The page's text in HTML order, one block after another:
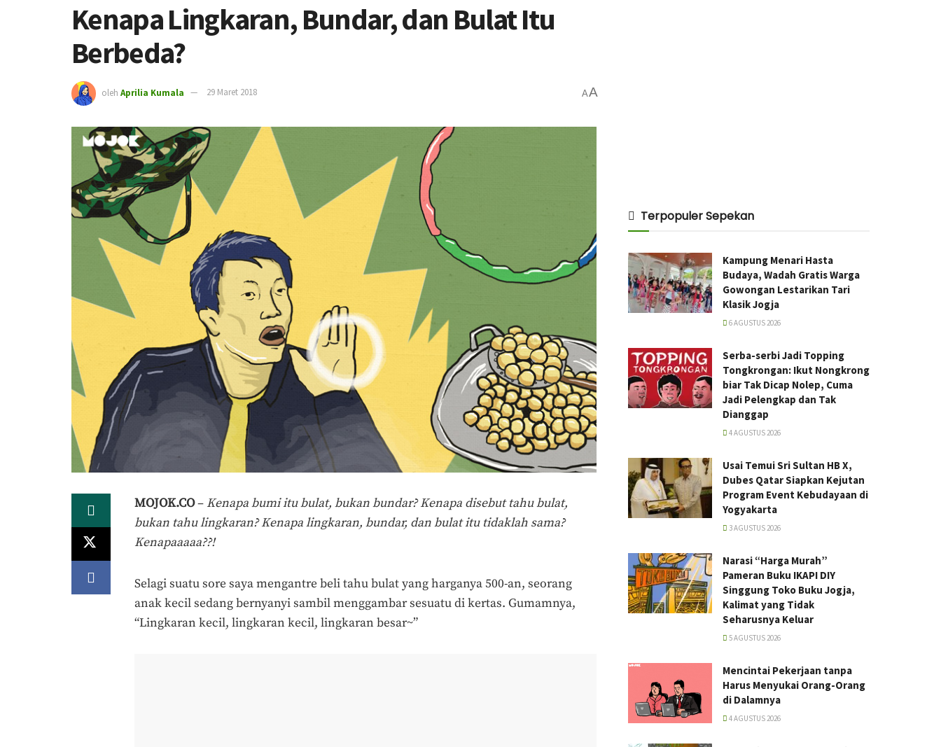
Kenapa Lingkaran, Bundar, dan Bulat Itu
Berbeda?
oleh Aprilia Kumala 29 Maret 2018 AA
MOJOK.CO– Kenapa bumi itu bulat, bukan bundar? Kenapa disebut tahu bulat,
bukan tahu lingkaran? Kenapa lingkaran, bundar, dan bulat itu tidaklah sama?
Kenapaaaaa??!
Selagi suatu sore saya mengantre beli tahu bulat yang harganya 500-an, seorang
anak kecil sedang bernyanyi sambil menggambar sesuatu di kertas. Gumamnya,
“Lingkaran kecil, lingkaran kecil, lingkaran besar~”
Terpopuler Sepekan
Kampung Menari Hasta
Budaya, Wadah Gratis Warga
Gowongan Lestarikan Tari
Klasik Jogja
6 AGUSTUS 2026
Serba-serbi Jadi Topping
Tongkrongan: Ikut Nongkrong
biar Tak Dicap Nolep, Cuma
Jadi Pelengkap dan Tak
Dianggap
4 AGUSTUS 2026
Usai Temui Sri Sultan HB X,
Dubes Qatar Siapkan Kejutan
Program Event Kebudayaan di
Yogyakarta
3 AGUSTUS 2026
Narasi “Harga Murah”
Pameran Buku IKAPI DIY
Singgung Toko Buku Jogja,
Kalimat yang Tidak
Seharusnya Keluar
5 AGUSTUS 2026
Mencintai Pekerjaan tanpa
Harus Menyukai Orang-Orang
di Dalamnya
4 AGUSTUS 2026